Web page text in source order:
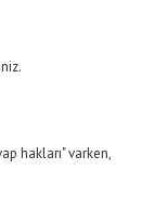
hakları" varken,